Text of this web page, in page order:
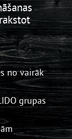
no vairāk
grupas